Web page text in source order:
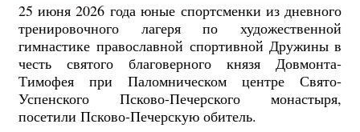
25 июня 2026 года юные спортсменки из дневного
тренировочного лагеря по художественной
гимнастике православной спортивной Дружины в
честь святого благоверного князя Довмонта-
Тимофея при Паломническом центре Свято-
Успенского Псково-Печерского монастыря,
посетили Псково-Печерскую обитель.